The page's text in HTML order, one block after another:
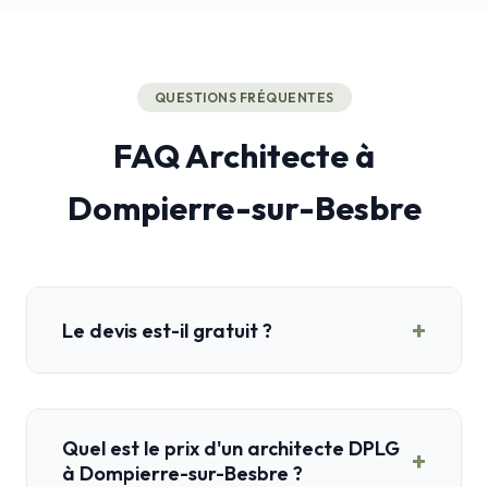
QUESTIONS FRÉQUENTES
FAQ Architecte à
Dompierre-sur-Besbre
Le devis est-il gratuit ? +
Quel est le prix d'un architecte DPLG
à Dompierre-sur-Besbre ?
+